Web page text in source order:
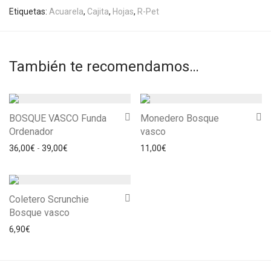
Etiquetas: Acuarela, Cajita, Hojas, R-Pet
También te recomendamos…
BOSQUE VASCO Funda
Ordenador
36,00€ - 39,00€ Rango de precios: desde 36,00€ hasta 39,00€
Monedero Bosque
vasco
11,00€
Coletero Scrunchie
Bosque vasco
6,90€